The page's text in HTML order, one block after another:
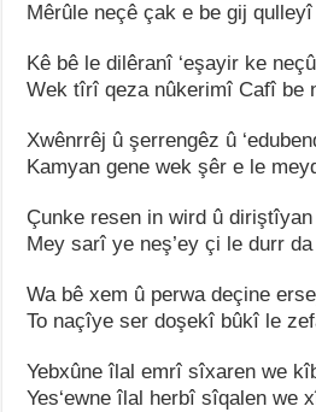
Mêrûle neçê çak e be gij
Kê bê le dilêranî ‘eşayir ke
Wek tîrî qeza nûkerimî Cafî be
Xwênrrêj û şerrengêz û
Kamyan gene wek şêr e le
Çunke resen in wird û
Mey sarî ye neş’ey çi le durr
Wa bê xem û perwa deçine
To naçîye ser doşekî bûkî le
Yebxûne îlal emrî sîxaren we
Yes‘ewne îlal herbî sîqalen we